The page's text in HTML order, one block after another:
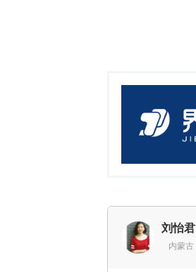
刘怡君
内蒙古